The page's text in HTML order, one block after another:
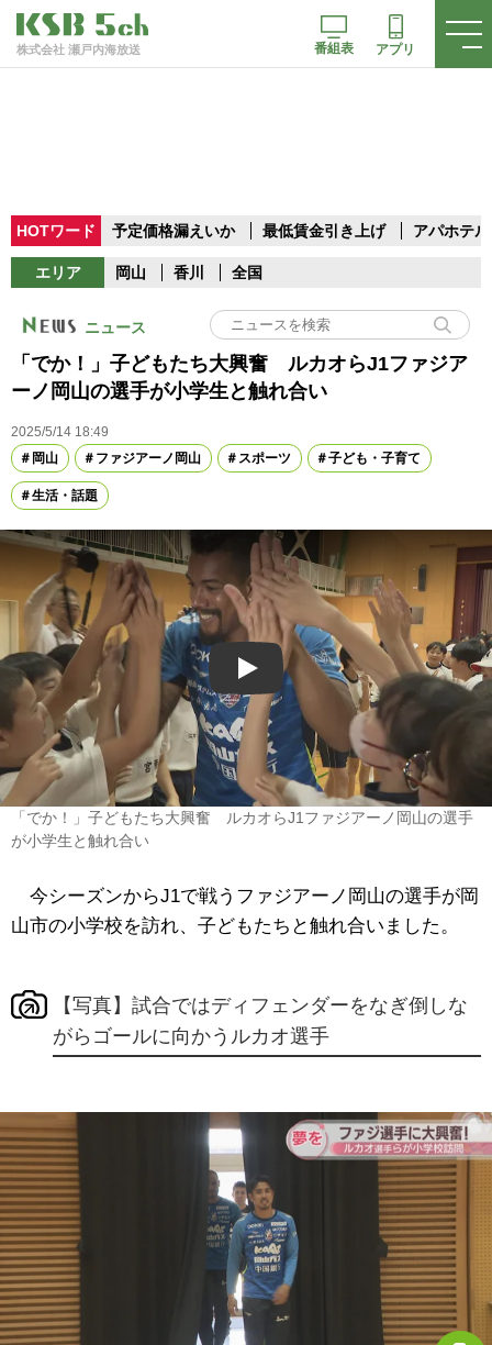
株式会社 瀬戸内海放送 番組表 アプリ
HOTワード 予定価格漏えいか 最低賃金引き上げ アパホテル
エリア 岡山 香川 全国
ニュース
「でか！」子どもたち大興奮 ルカオらJ1ファジア
ーノ岡山の選手が小学生と触れ合い
2025/5/14 18:49
岡山
ファジアーノ岡山 スポーツ 子ども・子育て
生活・話題
Play
「でか！」子どもたち大興奮 ルカオらJ1ファジアーノ岡山の選手
が小学生と触れ合い
今シーズンからJ1で戦うファジアーノ岡山の選手が岡
山市の小学校を訪れ、子どもたちと触れ合いました。
【写真】試合ではディフェンダーをなぎ倒しな
がらゴールに向かうルカオ選手